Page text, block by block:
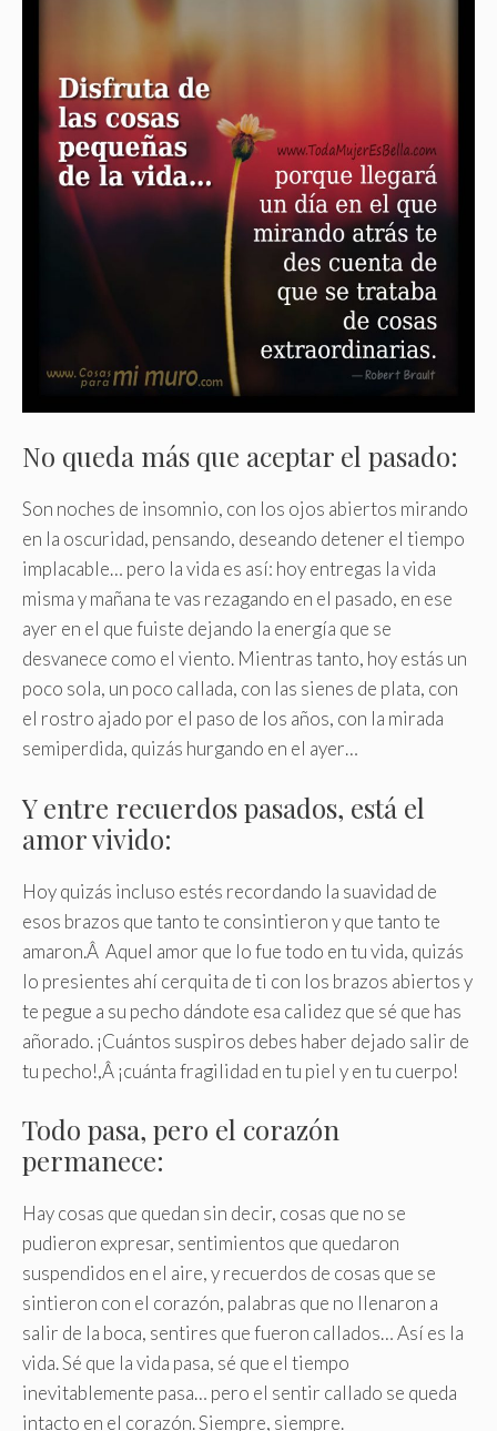
No queda más que aceptar el pasado:
Son noches de insomnio, con los ojos abiertos mirando
en la oscuridad, pensando, deseando detener el tiempo
implacable… pero la vida es así: hoy entregas la vida
misma y mañana te vas rezagando en el pasado, en ese
ayer en el que fuiste dejando la energía que se
desvanece como el viento. Mientras tanto, hoy estás un
poco sola, un poco callada, con las sienes de plata, con
el rostro ajado por el paso de los años, con la mirada
semiperdida, quizás hurgando en el ayer…
Y entre recuerdos pasados, está el
amor vivido:
Hoy quizás incluso estés recordando la suavidad de
esos brazos que tanto te consintieron y que tanto te
amaron.Â Aquel amor que lo fue todo en tu vida, quizás
lo presientes ahí cerquita de ti con los brazos abiertos y
te pegue a su pecho dándote esa calidez que sé que has
añorado. ¡Cuántos suspiros debes haber dejado salir de
tu pecho!,Â ¡cuánta fragilidad en tu piel y en tu cuerpo!
Todo pasa, pero el corazón
permanece:
Hay cosas que quedan sin decir, cosas que no se
pudieron expresar, sentimientos que quedaron
suspendidos en el aire, y recuerdos de cosas que se
sintieron con el corazón, palabras que no llenaron a
salir de la boca, sentires que fueron callados… Así es la
vida. Sé que la vida pasa, sé que el tiempo
inevitablemente pasa… pero el sentir callado se queda
intacto en el corazón. Siempre, siempre.